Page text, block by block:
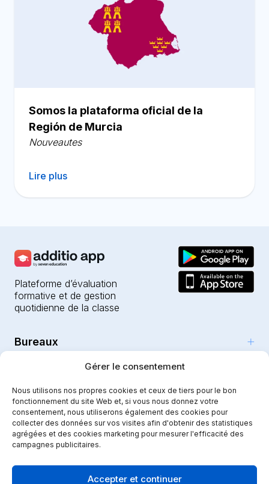
Gérer le consentement
Nous utilisons nos propres cookies et ceux de tiers pour le bon
fonctionnement du site Web et, si vous nous donnez votre
consentement, nous utiliserons également des cookies pour
collecter des données sur vos visites afin d'obtenir des statistiques
agrégées et des cookies marketing pour mesurer l'efficacité des
campagnes publicitaires.
Accepter et continuer
Somos la plataforma oficial de la
Región de Murcia
Nouveautes
Lire plus
Plateforme d’évaluation
formative et de gestion
quotidienne de la classe
Bureaux
Parc Científic i Tecnològic
C/Emili Grahit, 91
Edifici Monturiol
Planta 1, oficina C01-02
17003 Girona
L’IA pour les enseignants
Pour les enseignants
Établissements publics
Établissements privés
Ressources
Fonctionnalités
Tutoriels et aide
Dossier de presse
Sécurité
Sécurité et confidentialité
Politique de qualité